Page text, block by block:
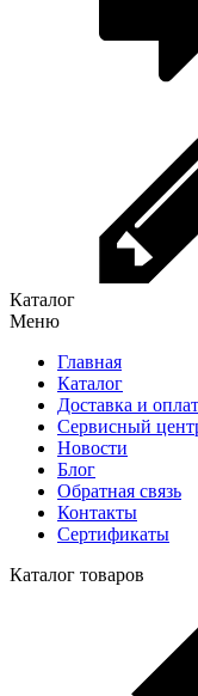
Каталог
Меню
Главная
Каталог
Доставка и
Сервисный
Новости
Блог
Обратная связь
Контакты
Сертификаты
Каталог товаров